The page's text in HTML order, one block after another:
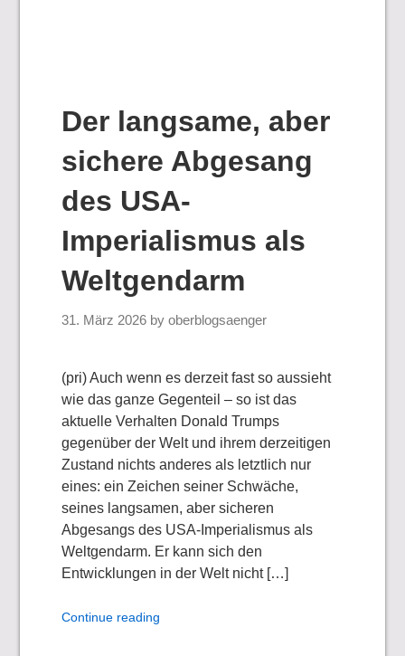
Der langsame, aber
sichere Abgesang
des USA-
Imperialismus als
Weltgendarm
31. März 2026 byoberblogsaenger
(pri) Auch wenn es derzeit fast so aussieht
wie das ganze Gegenteil – so ist das
aktuelle Verhalten Donald Trumps
gegenüber der Welt und ihrem derzeitigen
Zustand nichts anderes als letztlich nur
eines: ein Zeichen seiner Schwäche,
seines langsamen, aber sicheren
Abgesangs des USA-Imperialismus als
Weltgendarm. Er kann sich den
Entwicklungen in der Welt nicht […]
Continue reading